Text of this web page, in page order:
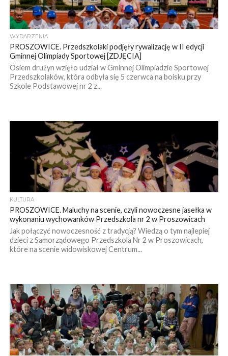
WYDARZENIA
PROSZOWICE. Przedszkolaki podjęły rywalizację w II edycji
Gminnej Olimpiady Sportowej [ZDJĘCIA]
Osiem drużyn wzięło udział w Gminnej Olimpiadzie Sportowej
Przedszkolaków, która odbyła się 5 czerwca na boisku przy
Szkole Podstawowej nr 2 z...
KULTURA
PROSZOWICE. Maluchy na scenie, czyli nowoczesne jasełka w
wykonaniu wychowanków Przedszkola nr 2 w Proszowicach
Jak połączyć nowoczesność z tradycją? Wiedzą o tym najlepiej
dzieci z Samorządowego Przedszkola Nr 2 w Proszowicach,
które na scenie widowiskowej Centrum...